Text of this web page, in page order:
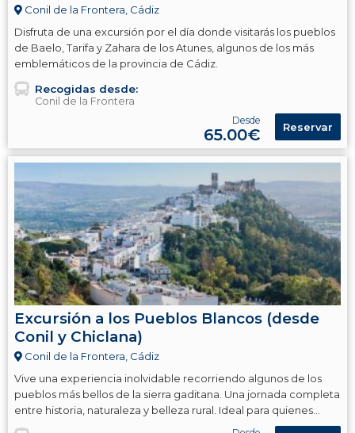
Conil de la Frontera, Cádiz
Disfruta de una excursión por el día donde visitarás los pueblos
de Baelo, Tarifa y Zahara de los Atunes, algunos de los más
emblemáticos de la provincia de Cádiz.
Recogidas desde:
Conil de la Frontera
Desde
65.00€ Reservar
Excursión a los Pueblos Blancos (desde
Conil y Chiclana)
Conil de la Frontera, Cádiz
Vive una experiencia inolvidable recorriendo algunos de los
pueblos más bellos de la sierra gaditana. Una jornada completa
entre historia, naturaleza y belleza rural. Ideal para quienes
buscan descubrir la auténtica esencia andaluza.